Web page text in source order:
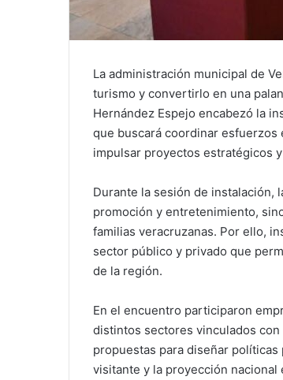
La administración municipal de
turismo y convertirlo en una
Hernández Espejo encabezó la
que buscará coordinar
impulsar proyectos estratégicos
Durante la sesión de instalación,
promoción y entretenimiento,
familias veracruzanas. Por ello,
sector público y privado que
de la región.
En el encuentro participaron
distintos sectores vinculados
propuestas para diseñar
visitante y la proyección nacional